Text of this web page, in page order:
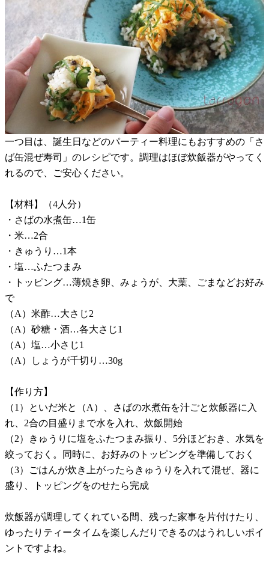
一つ目は、誕生日などのパーティー料理にもおすすめの「さ
ば缶混ぜ寿司」のレシピです。調理はほぼ炊飯器がやってく
れるので、ご安心ください。
【材料】（4人分）
・さばの水煮缶…1缶
・米…2合
・きゅうり…1本
・塩…ふたつまみ
・トッピング…薄焼き卵、みょうが、大葉、ごまなどお好み
で
（A）米酢…大さじ2
（A）砂糖・酒…各大さじ1
（A）塩…小さじ1
（A）しょうが千切り…30g
【作り方】
（1）といだ米と（A）、さばの水煮缶を汁ごと炊飯器に入
れ、2合の目盛りまで水を入れ、炊飯開始
（2）きゅうりに塩をふたつまみ振り、5分ほどおき、水気を
絞っておく。同時に、お好みのトッピングを準備しておく
（3）ごはんが炊き上がったらきゅうりを入れて混ぜ、器に
盛り、トッピングをのせたら完成
炊飯器が調理してくれている間、残った家事を片付けたり、
ゆったりティータイムを楽しんだりできるのはうれしいポイ
ントですよね。